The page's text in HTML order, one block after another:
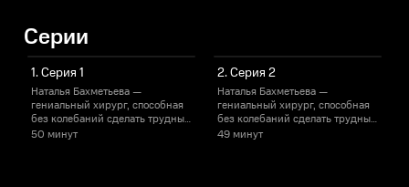
Серии
1. Серия 1
Наталья Бахметьева —
гениальный хирург, способная
без колебаний сделать трудный
выбор. Её решительность,
50 минут
2. Серия 2
Наталья Бахметьева —
гениальный хирург, способная
без колебаний сделать трудный
выбор. Её решительность,
49 минут